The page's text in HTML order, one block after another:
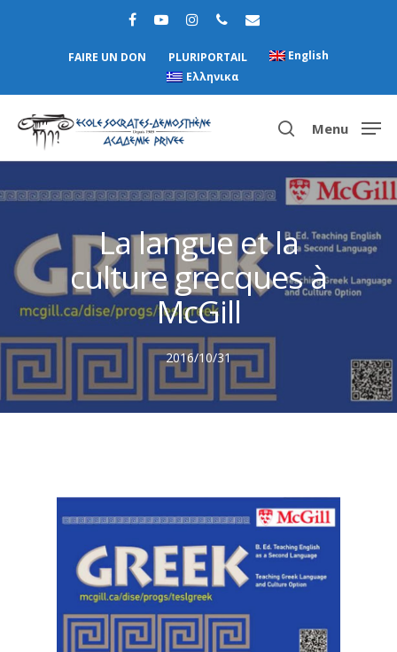
FAIRE UN DON PLURIPORTAIL
English
Ελληνικα
Hit enter to search or ESC to close
Menu
La langue et la
culture grecques à
McGill
2016/10/31